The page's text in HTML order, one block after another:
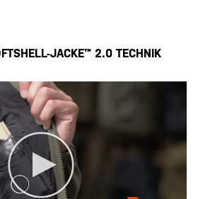
JACKE™ 2.0 TECHNIK